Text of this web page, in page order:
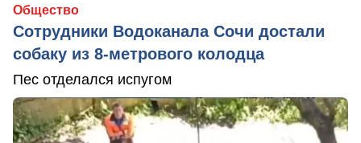
Общество
Сотрудники Водоканала Сочи достали
собаку из 8-метрового колодца
Пес отделался испугом